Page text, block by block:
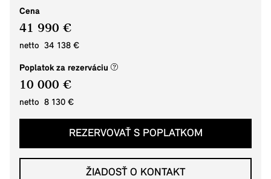
Cena
41 990 €
netto 34 138 €
Poplatok za rezerváciu (nové okno)
10 000 €
netto 8 130 €
REZERVOVAŤ S POPLATKOM
ŽIADOSŤ O KONTAKT